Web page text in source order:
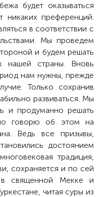
будет оказываться
преференций.
в соответствии с
Мы проведем
и будем решать
нашей страны. Вновь
нам нужны, прежде
Только сохранив
развиваться. Мы
и продуманно решать
говорю об этом на
Ведь все призывы,
достоянием
традиция,
сохраняется и по сей
священной Мекке и
читая суры из